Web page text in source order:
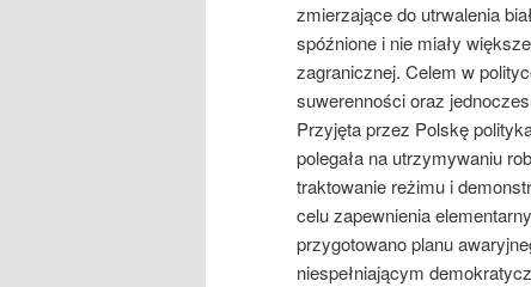
zmierzające do utrwalenia
spóźnione i nie miały
zagranicznej. Celem w
suwerenności oraz
Przyjęta przez Polskę
polegała na utrzymywaniu
traktowanie reżimu i
celu zapewnienia
przygotowano planu
niespełniającym